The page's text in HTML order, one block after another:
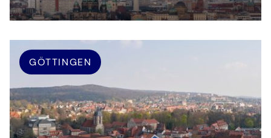
GÖTTINGEN